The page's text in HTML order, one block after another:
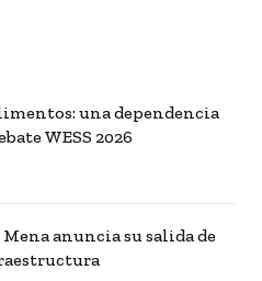
una dependencia
WESS 2026
anuncia su salida de